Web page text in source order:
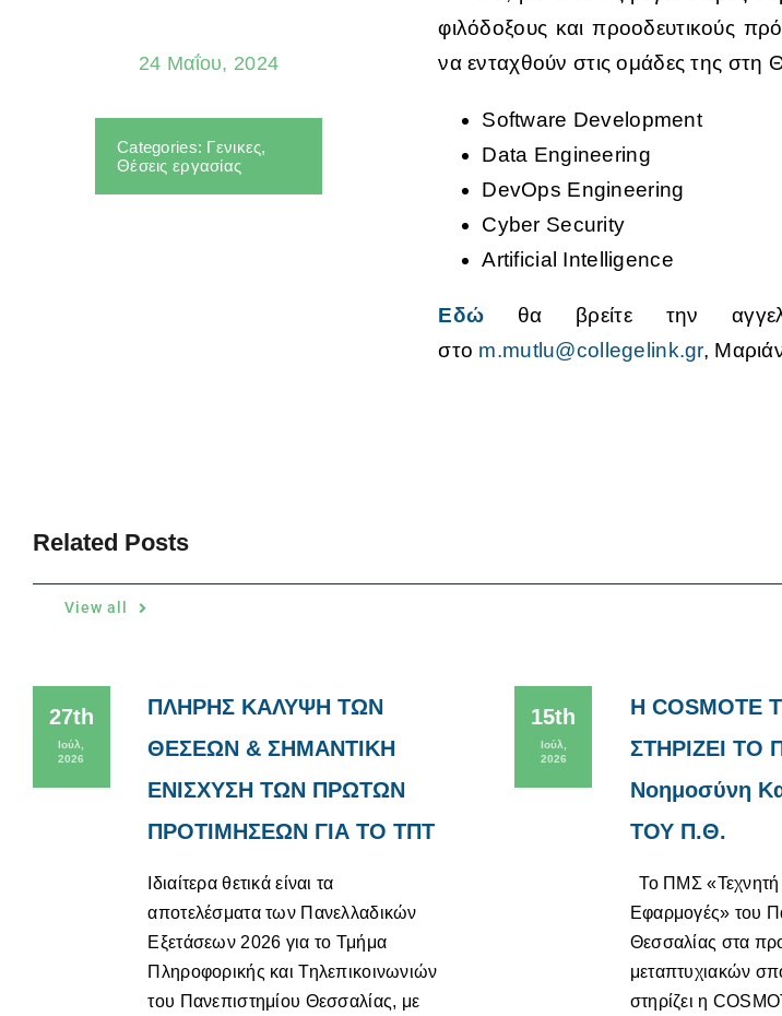
24 Μαΐου, 2024
Categories: Γενικες,
Θέσεις εργασίας
φιλόδοξους και προοδευτικούς
να ενταχθούν στις ομάδες της στη
Software Development
Data Engineering
DevOps Engineering
Cyber Security
Artificial Intelligence
Εδώ θα βρείτε την
στο m.mutlu@collegelink.gr,
Related Posts
View all
27th
Ιούλ,
2026
ΠΛΗΡΗΣ ΚΑΛΥΨΗ ΤΩΝ
ΘΕΣΕΩΝ & ΣΗΜΑΝΤΙΚΗ
ΕΝΙΣΧΥΣΗ ΤΩΝ ΠΡΩΤΩΝ
ΠΡΟΤΙΜΗΣΕΩΝ ΓΙΑ ΤΟ ΤΠΤ
Ιδιαίτερα θετικά είναι τα
αποτελέσματα των Πανελλαδικών
Εξετάσεων 2026 για το Τμήμα
Πληροφορικής και Τηλεπικοινωνιών
του Πανεπιστημίου Θεσσαλίας, με
15th
Ιούλ,
2026
Η COSMOTE
ΣΤΗΡΙΖΕΙ ΤΟ
Νοημοσύνη
ΤΟΥ Π.Θ.
Το ΠΜΣ
Εφαρμογές» του
Θεσσαλίας στα
μεταπτυχιακών
στηρίζει η